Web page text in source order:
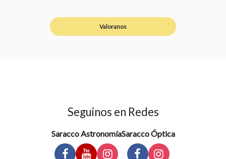
Valoranos
Seguinos en Redes
Saracco AstronomíaSaracco Óptica